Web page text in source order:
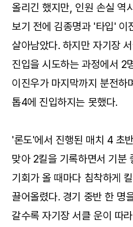
올리긴 했지만, 인원 손실 역
보기 전에 김종명과 '타입' 이
살아남았다. 하지만 자기장
진입을 시도하는 과정에서 2
이진우가 마지막까지 분전하
톱4에 진입하지는 못했다.
'론도'에서 진행된 매치 4 초
맞아 2킬을 기록하면서 기분
기회가 올 때마다 침착하게
끌어올렸다. 경기 중반 한 명
갈수록 자기장 서클 운이 따